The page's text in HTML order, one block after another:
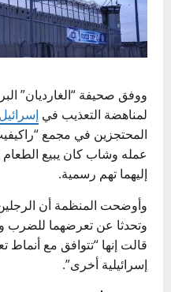
ووفق صحيفة “الغارديان”
لمناهضة التعذيب في إسرائيل
المحتجزين في مجمع “
عمله وشاب كان يبيع
إليهما تهم رسمية.
وأوضحت المنظمة أن الرجلين
وتحدثا عن تعرضهما
قالت إنها “تتوافق مع
إسرائيلية أخرى”.